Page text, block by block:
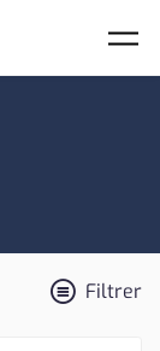
Filtrer